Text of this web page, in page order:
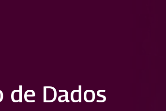
de Dados